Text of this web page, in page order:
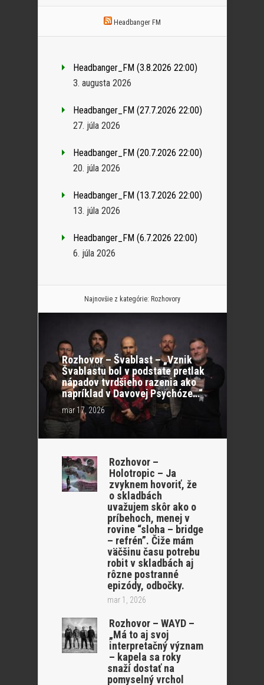
Headbanger FM
Headbanger_FM (3.8.2026 22:00)
3. augusta 2026
Headbanger_FM (27.7.2026 22:00)
27. júla 2026
Headbanger_FM (20.7.2026 22:00)
20. júla 2026
Headbanger_FM (13.7.2026 22:00)
13. júla 2026
Headbanger_FM (6.7.2026 22:00)
6. júla 2026
Najnovšie z kategórie: Rozhovory
Rozhovor – Švablast – „Vznik
Švablastu bol v podstate pretlak
nápadov tvrdšieho razenia ako
napríklad v Davovej Psychóze…“
mar 17, 2026
Rozhovor –
Holotropic – Ja
zvyknem hovoriť, že
o skladbách
uvažujem skôr ako o
príbehoch, menej v
rovine “sloha – bridge
– refrén”. Čiže mám
väčšinu času potrebu
robit v skladbách aj
rôzne postranné
epizódy, odbočky.
mar 1, 2026
Rozhovor – WAYD –
„Má to aj svoj
interpretačný význam
– kapela sa roky
snaží dostať na
pomyselný vrchol